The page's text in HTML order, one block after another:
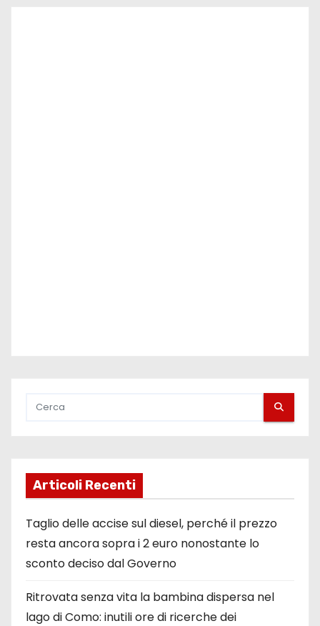
Articoli Recenti
Taglio delle accise sul diesel, perché il prezzo
resta ancora sopra i 2 euro nonostante lo
sconto deciso dal Governo
Ritrovata senza vita la bambina dispersa nel
lago di Como: inutili ore di ricerche dei